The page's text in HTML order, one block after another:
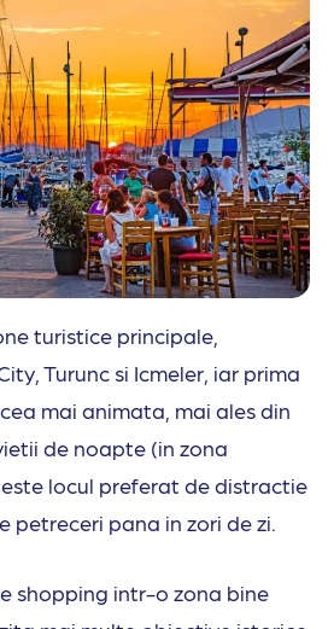
turistice principale,
Turunc si Icmeler, iar prima
mai animata, mai ales din
de noapte (in zona
locul preferat de distractie
petreceri pana in zori de zi.
shopping intr-o zona bine